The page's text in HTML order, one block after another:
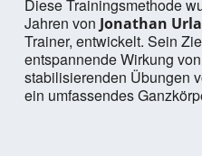
Diese Trainingsmethode
Jahren von Jonathan Urla
Trainer, entwickelt. Sein
entspannende Wirkung
stabilisierenden Übungen
ein umfassendes